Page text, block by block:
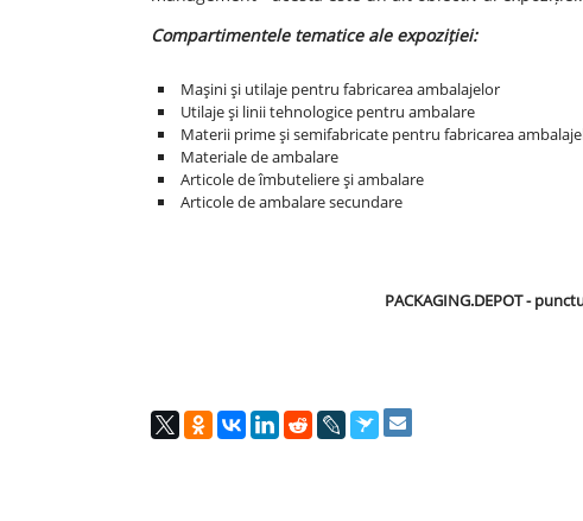
Compartimentele tematice ale expoziției:
Maşini şi utilaje pentru fabricarea ambalajelor
Utilaje şi linii tehnologice pentru ambalare
Materii prime şi semifabricate pentru fabricarea
Materiale de ambalare
Articole de îmbuteliere şi ambalare
Articole de ambalare secundare
PACKAGING.DEPOT -